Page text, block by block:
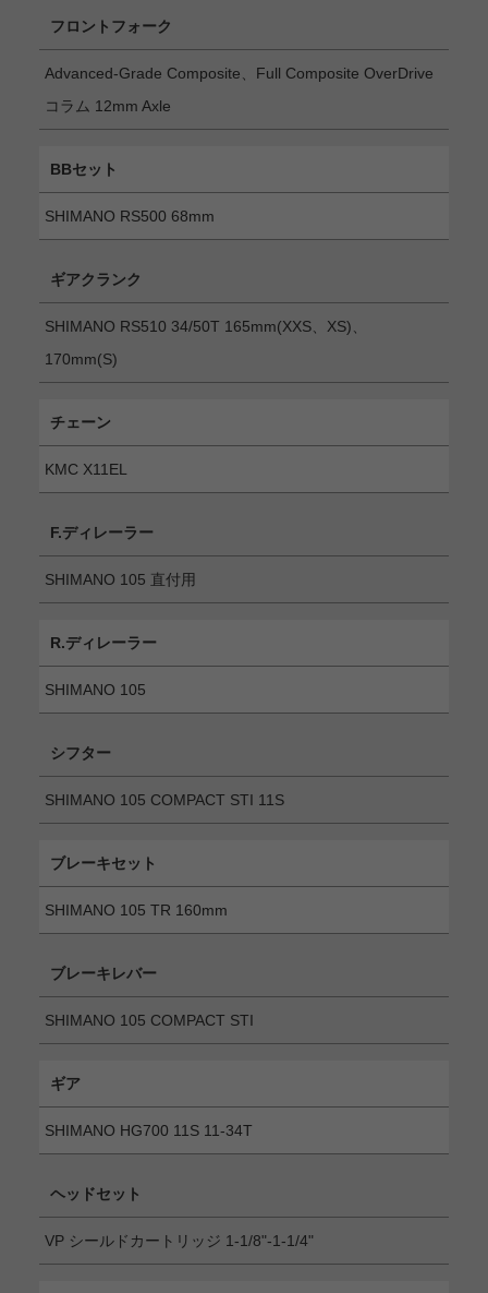
フロントフォーク
Advanced-Grade Composite、Full Composite OverDrive
コラム 12mm Axle
BBセット
SHIMANO RS500 68mm
ギアクランク
SHIMANO RS510 34/50T 165mm(XXS、XS)、
170mm(S)
チェーン
KMC X11EL
F.ディレーラー
SHIMANO 105 直付用
R.ディレーラー
SHIMANO 105
シフター
SHIMANO 105 COMPACT STI 11S
ブレーキセット
SHIMANO 105 TR 160mm
ブレーキレバー
SHIMANO 105 COMPACT STI
ギア
SHIMANO HG700 11S 11-34T
ヘッドセット
VP シールドカートリッジ 1-1/8"-1-1/4"